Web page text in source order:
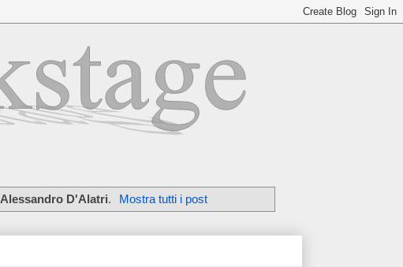
Alessandro D'Alatri. Mostra tutti i post